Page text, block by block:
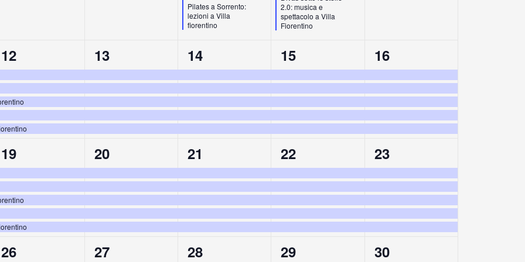
Pilates a Sorrento:
lezioni a Villa
fiorentino
2.0: musica e
spettacolo a Villa
Fiorentino
5
eventi,
12
5
eventi,
13
5
eventi,
14
5
eventi,
15
5
eventi,
16
5
eventi,
19
5
eventi,
20
5
eventi,
21
5
eventi,
22
5
eventi,
23
5
26
5
27
5
28
5
29
5
30